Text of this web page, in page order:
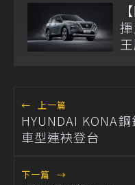
← 上一篇
HYUNDAI KONA
車型連袂登台
下一篇 →